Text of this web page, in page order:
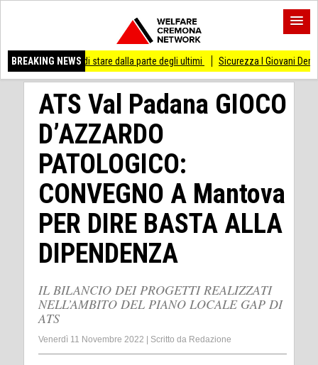
BREAKING NEWS
di stare dalla parte degli ultimi Sicurezza I Giovani Democratici
ATS Val Padana GIOCO
D’AZZARDO
PATOLOGICO:
CONVEGNO A Mantova
PER DIRE BASTA ALLA
DIPENDENZA
IL BILANCIO DEI PROGETTI REALIZZATI
NELL’AMBITO DEL PIANO LOCALE GAP DI
ATS
Venerdì 11 Novembre 2022 Scritto da Redazione